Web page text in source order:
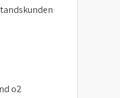
o2